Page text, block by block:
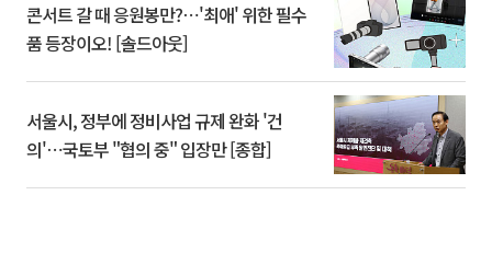
콘서트 갈 때 응원봉만?⋯'최애' 위한 필수
품 등장이오! [솔드아웃]
서울시, 정부에 정비사업 규제 완화 '건
의'⋯국토부 "협의 중" 입장만 [종합]